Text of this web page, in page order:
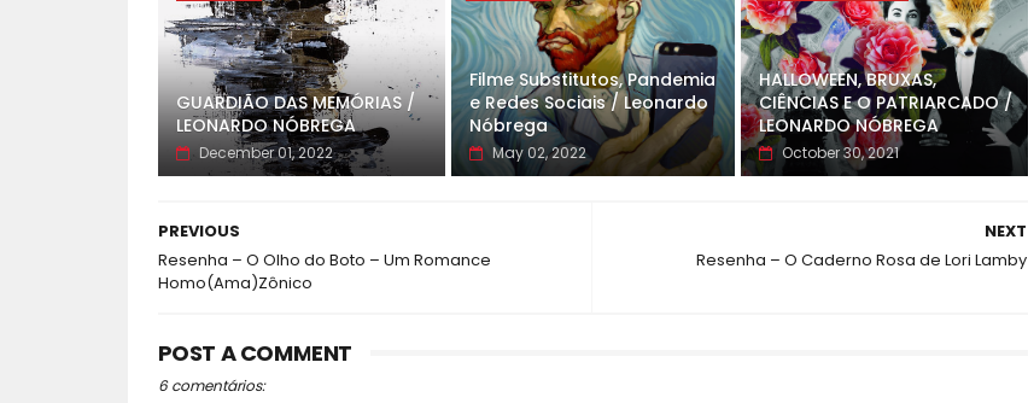
GUARDIÃO DAS MEMÓRIAS /
LEONARDO NÓBREGA
December 01, 2022
Filme Substitutos, Pandemia
e Redes Sociais / Leonardo
Nóbrega
May 02, 2022
HALLOWEEN, BRUXAS,
CIÊNCIAS E O PATRIARCADO /
LEONARDO NÓBREGA
October 30, 2021
NEXT
Resenha – O Caderno Rosa de Lori Lamby
PREVIOUS
Resenha – O Olho do Boto – Um Romance
Homo(Ama)Zônico
POST A COMMENT
6 comentários: